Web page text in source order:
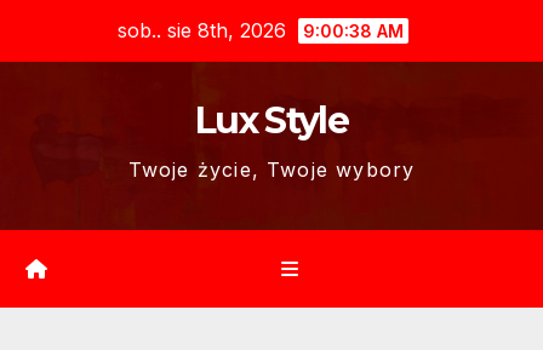
sob.. sie 8th, 2026 9:00:39 AM
Lux Style
Twoje życie, Twoje wybory